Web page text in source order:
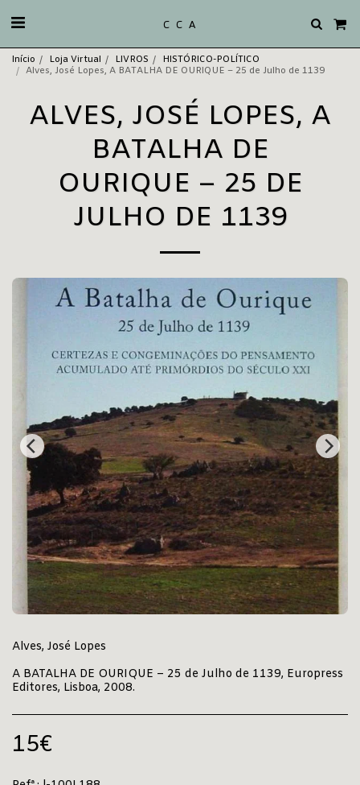
C C A
Início Loja Virtual LIVROS
HISTÓRICO-POLÍTICO
Alves, José Lopes, A BATALHA DE OURIQUE – 25 de Julho de 1139
ALVES, JOSÉ LOPES, A
BATALHA DE
OURIQUE – 25 DE
JULHO DE 1139
Alves, José Lopes
A BATALHA DE OURIQUE – 25 de Julho de 1139, Europress
Editores, Lisboa, 2008.
15€